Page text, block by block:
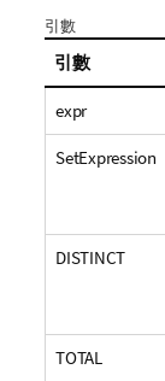
引數
引數
expr
SetExpression
DISTINCT
TOTAL